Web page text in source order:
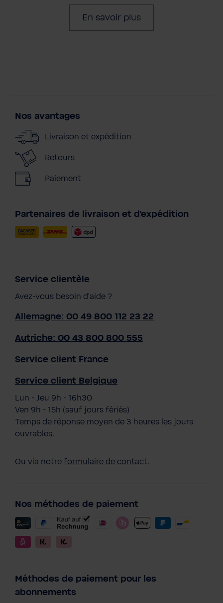
En savoir plus
Nos avantages
Livraison et expédition
Retours
Paiement
Partenaires de livraison et d'expédition
Service clientèle
Avez-vous besoin d'aide ?
Allemagne: 00 49 800 112 23 22
Autriche: 00 43 800 800 555
Service client France
Service client Belgique
Lun - Jeu 9h - 16h30
Ven 9h - 15h (sauf jours fériés)
Temps de réponse moyen de 3 heures les jours
ouvrables.
Ou via notre formulaire de contact.
Nos méthodes de paiement
Méthodes de paiement pour les
abonnements